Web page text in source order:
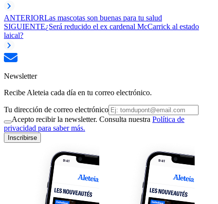
ANTERIORLas mascotas son buenas para tu salud
SIGUIENTE¿Será reducido el ex cardenal McCarrick al estado
laical?
Newsletter
Recibe Aleteia cada día en tu correo electrónico.
Tu dirección de correo electrónico
Acepto recibir la newsletter. Consulta nuestra Política de
privacidad para saber más.
Inscribirse